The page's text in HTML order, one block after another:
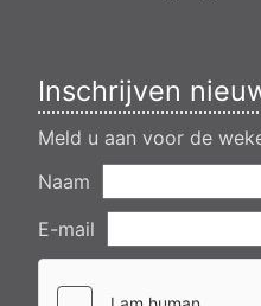
Inschrijven
Meld u aan voor de
Naam
E-mail